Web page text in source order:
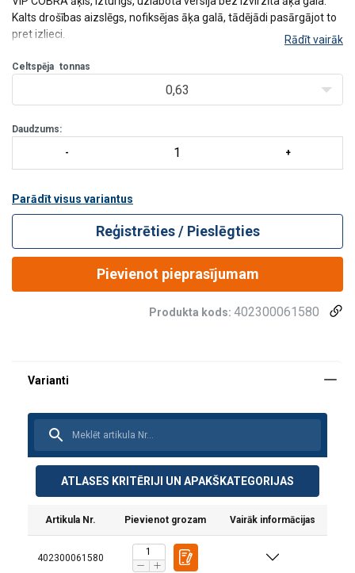
Kalts drošības aizslēgs, nofiksējas āķa galā, tādējādi pasārgājot to
pret izlieci.
Rādīt vairāk
Celtspēja tonnas
0,63
Daudzums:
Parādīt visus variantus
Reģistrēties / Pieslēgties
Pievienot pieprasījumam
Produkta kods: 402300061580
ATLASES KRITĒRIJI UN APAKŠKATEGORIJAS
Artikula Nr. Pievienot grozam Vairāk informācijas
402300061580